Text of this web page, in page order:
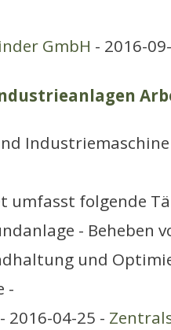
GmbH - 2016-
umfasst folgende
- Beheben
und
-
- 2016-04-25 -